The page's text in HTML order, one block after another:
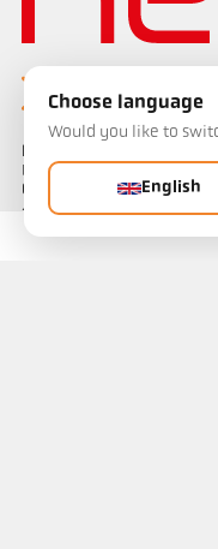
Keller HCW GmbH
Pyrometer Systems
Carl-Keller-Straße 2-10
49479 Ibbenbüren,
Choose language
Would you like to
English